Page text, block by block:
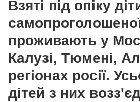
Взяті під опіку
проживають у
Калузі, Тюмені,
регіонах росії.
дітей з них